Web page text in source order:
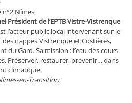
n°2 Nîmes
Président de l’EPTB Vistre-Vistrenque
l’acteur public local intervenant sur le
nappes Vistrenque et Costières,
du Gard. Sa mission : l’eau des cours
Préserver, restaurer, prévenir… dans
climatique.
en-Transition